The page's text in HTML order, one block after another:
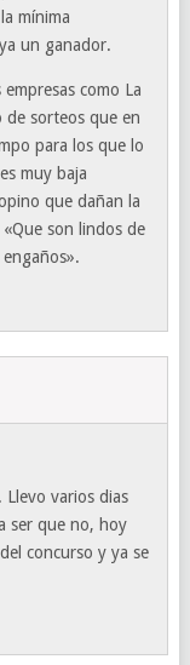
mínima
un ganador.
como La
de sorteos que en
para los que lo
muy baja
que dañan la
son lindos de
varios dias
ser que no, hoy
concurso y ya se